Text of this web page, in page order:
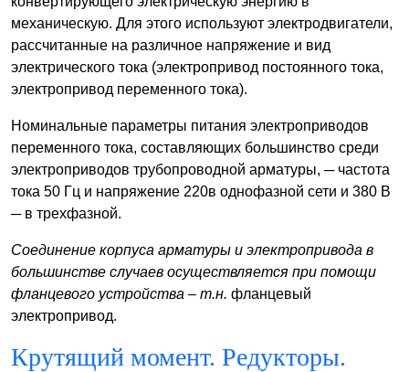
механическую. Для этого используют электродвигатели,
рассчитанные на различное напряжение и вид
электрического тока (электропривод постоянного тока,
электропривод переменного тока).
Номинальные параметры питания электроприводов
переменного тока, составляющих большинство среди
электроприводов трубопроводной арматуры, ─ частота
тока 50 Гц и напряжение 220в однофазной сети и 380 В
─ в трехфазной.
Соединение корпуса арматуры и электропривода в
большинстве случаев осуществляется при помощи
фланцевого устройства – т.н. фланцевый
электропривод.
Крутящий момент. Редукторы.